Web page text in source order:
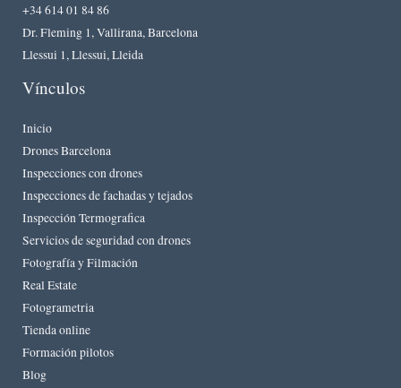
+34 614 01 84 86
Dr. Fleming 1, Vallirana, Barcelona
Llessui 1, Llessui, Lleida
Vínculos
Inicio
Drones Barcelona
Inspecciones con drones
Inspecciones de fachadas y tejados
Inspección Termografica
Servicios de seguridad con drones
Fotografía y Filmación
Real Estate
Fotogrametria
Tienda online
Formación pilotos
Blog